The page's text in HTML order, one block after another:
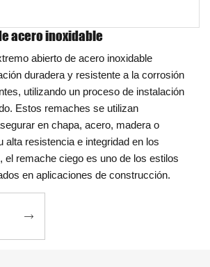
acero inoxidable
abierto de acero inoxidable
duradera y resistente a la corrosión
utilizando un proceso de instalación
Estos remaches se utilizan
en chapa, acero, madera o
alta resistencia e integridad en los
el remache ciego es uno de los estilos
en aplicaciones de construcción.
